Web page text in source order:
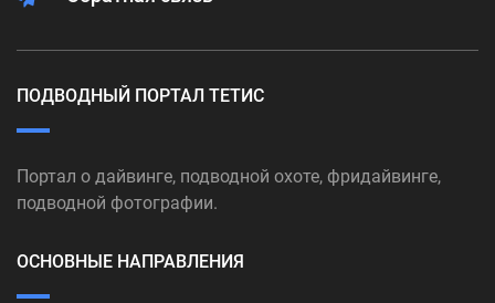
ПОДВОДНЫЙ ПОРТАЛ ТЕТИС
Портал о дайвинге, подводной охоте, фридайвинге,
подводной фотографии.
ОСНОВНЫЕ НАПРАВЛЕНИЯ